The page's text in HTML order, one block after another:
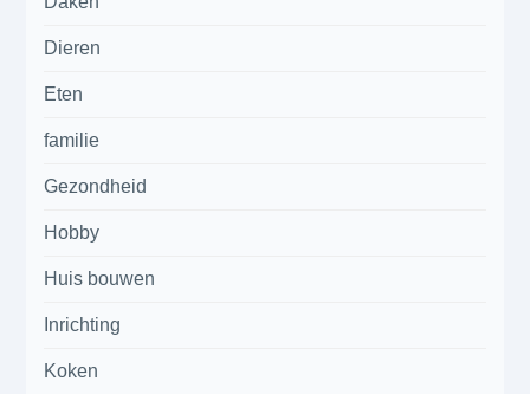
Dieren
Eten
familie
Gezondheid
Hobby
Huis bouwen
Inrichting
Koken